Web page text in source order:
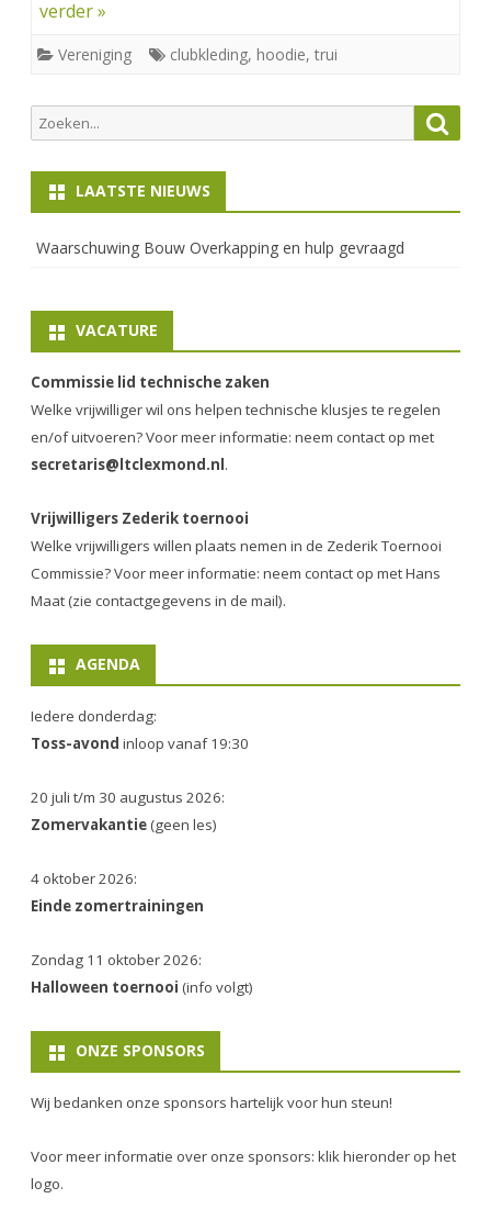
verder »
Vereniging clubkleding, hoodie, trui
Zoeken
naar:
LAATSTE NIEUWS
Waarschuwing Bouw Overkapping en hulp gevraagd
VACATURE
Commissie lid technische zaken
Welke vrijwilliger wil ons helpen technische klusjes te regelen
en/of uitvoeren? Voor meer informatie: neem contact op met
secretaris@ltclexmond.nl .
Vrijwilligers Zederik toernooi
Welke vrijwilligers willen plaats nemen in de Zederik Toernooi
Commissie? Voor meer informatie: neem contact op met Hans
Maat (zie contactgegevens in de mail).
AGENDA
Iedere donderdag:
Toss-avond inloop vanaf 19:30
20 juli t/m 30 augustus 2026:
Zomervakantie(geen les)
4 oktober 2026:
Einde zomertrainingen
Zondag 11 oktober 2026:
Halloween toernooi (info volgt)
ONZE SPONSORS
Wij bedanken onze sponsors hartelijk voor hun steun!
Voor meer informatie over onze sponsors: klik hieronder op het
logo.